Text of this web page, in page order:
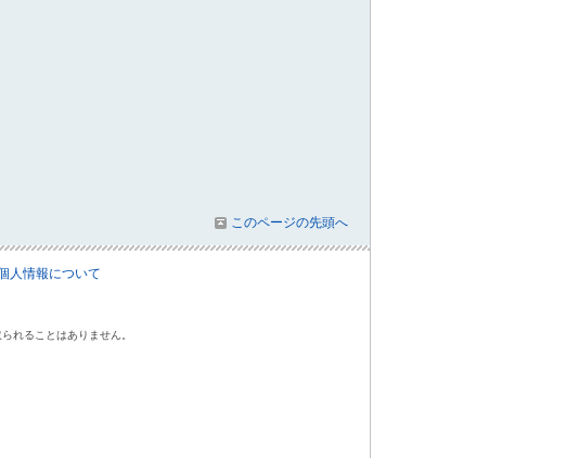
このページの先頭へ
人情報について
れることはありません。